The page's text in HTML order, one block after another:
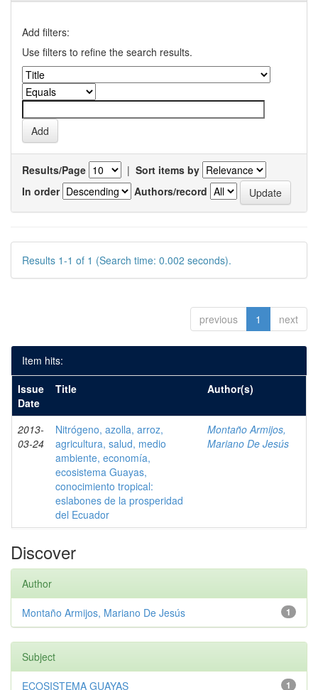
Add filters:
Use filters to refine the search results.
Results/Page | Sort items by
In order
Authors/record
Results 1-1 of 1 (Search time: 0.002 seconds).
previous 1 next
Item hits:
Issue
Date
Title Author(s)
2013-
03-24
Nitrógeno, azolla, arroz,
agricultura, salud, medio
ambiente, economía,
ecosistema Guayas,
conocimiento tropical:
eslabones de la prosperidad
del Ecuador
Montaño Armijos,
Mariano De Jesús
Discover
Author
1
Montaño Armijos, Mariano De Jesús
Subject
1
ECOSISTEMA GUAYAS